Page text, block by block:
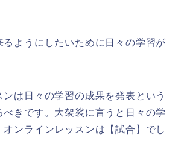
るようにしたいために日々の学習が
は日々の学習の成果を発表という
きです。大袈裟に言うと日々の学
オンラインレッスンは【試合】でし